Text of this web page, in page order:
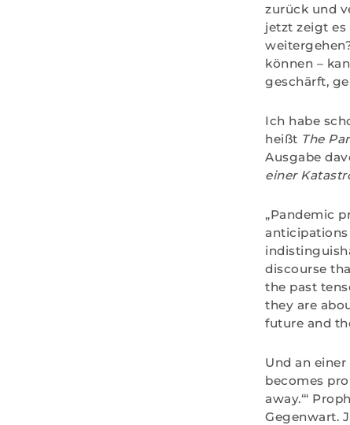
zurück und
jetzt zeigt
können –
geschärft,
Ich habe
heißt The
Ausgabe
einer
„Pandemic
discourse
the past
they are
future and
Und an einer
becomes
away.‘“
Gegenwart.